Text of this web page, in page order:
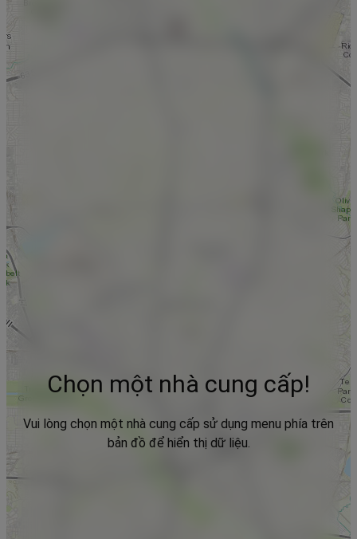
Chọn một nhà cung cấp!
Vui lòng chọn một nhà cung cấp sử dụng menu phía trên
bản đồ để hiển thị dữ liệu.